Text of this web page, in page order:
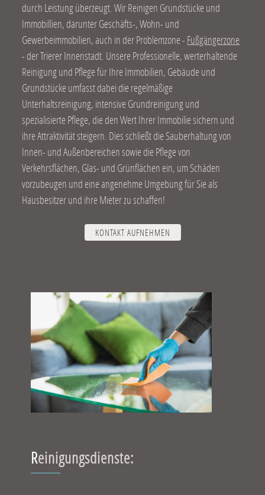
durch Leistung überzeugt. Wir Reinigen Grundstücke und
Immobillien, darunter Geschäfts-, Wohn- und
Gewerbeimmobilien, auch in der Problemzone - Fußgängerzone
- der Trierer Innenstadt. Unsere Professionelle, werterhaltende
Reinigung und Pflege für Ihre Immobilien, Gebäude und
Grundstücke umfasst dabei die regelmäßige
Unterhaltsreinigung, intensive Grundreinigung und
spezialisierte Pflege, die den Wert Ihrer Immobilie sichern und
ihre Attraktivität steigern. Dies schließt die Sauberhaltung von
Innen- und Außenbereichen sowie die Pflege von
Verkehrsflächen, Glas- und Grünflächen ein, um Schäden
vorzubeugen und eine angenehme Umgebung für Sie als
Hausbesitzer und ihre Mieter zu schaffen!
KONTAKT AUFNEHMEN
Reinigungsdienste: